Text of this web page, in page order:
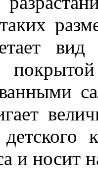
вид
и носит